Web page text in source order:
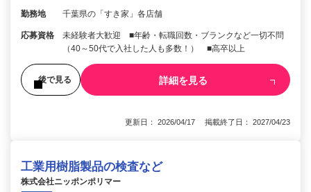
勤務地 千葉県の「すき家」各店舗
応募資格
未経験者大歓迎 ■年齢・転職回数・ブランクなど一切不問
（40～50代で入社した人も多数！） ■高卒以上
後で見る 詳細を見る
更新日： 2026/04/17 掲載終了日： 2027/04/23
工業用樹脂製品の検査など
株式会社ニッポンポリマー